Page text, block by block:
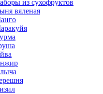
из сухофруктов
вяленая